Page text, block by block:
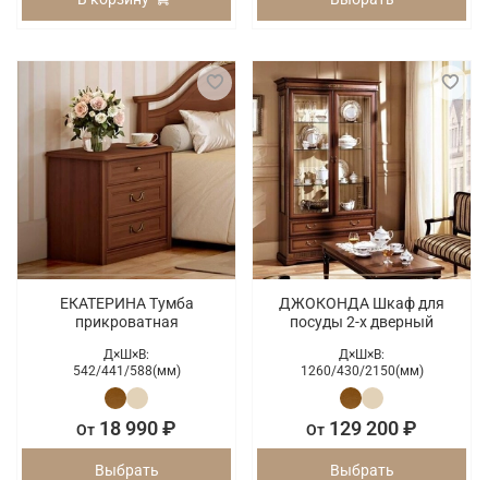
ЕКАТЕРИНА Тумба
прикроватная
Д×Ш×В:
542/441/588(мм)
От 18 990 ₽
Выбрать
ДЖОКОНДА Шкаф для
посуды 2-х дверный
Д×Ш×В:
1260/430/2150(мм)
От 129 200 ₽
Выбрать